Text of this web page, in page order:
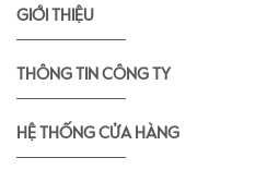
Thấm hút mồ hôi
GIỚI THIỆU
THÔNG TIN CÔNG TY
HỆ THỐNG CỬA HÀNG